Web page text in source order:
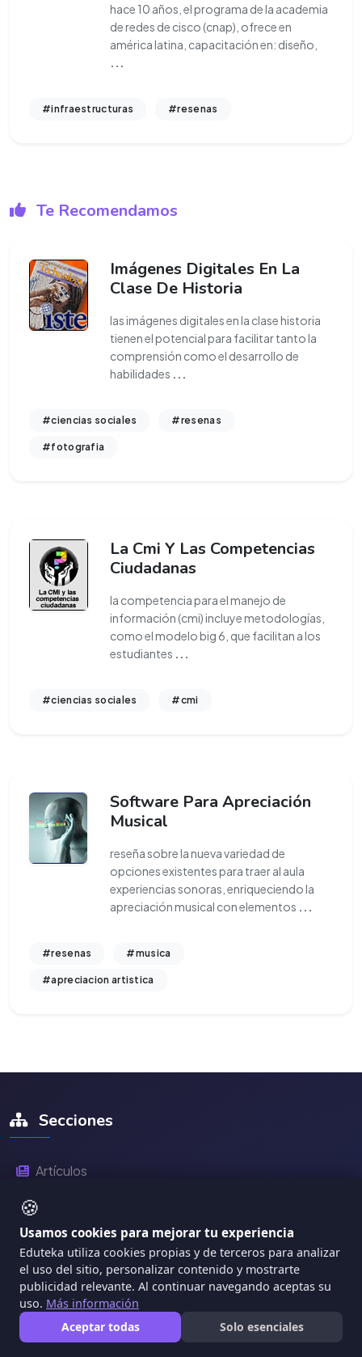
hace 10 años, el programa de la academia
de redes de cisco (cnap), ofrece en
américa latina, capacitación en: diseño,
...
#infraestructuras #resenas
Te Recomendamos
Imágenes Digitales En La
Clase De Historia
las imágenes digitales en la clase historia
tienen el potencial para facilitar tanto la
comprensión como el desarrollo de
habilidades ...
#ciencias sociales #resenas
#fotografia
La Cmi Y Las Competencias
Ciudadanas
la competencia para el manejo de
información (cmi) incluye metodologías,
como el modelo big 6, que facilitan a los
estudiantes ...
#ciencias sociales #cmi
Software Para Apreciación
Musical
reseña sobre la nueva variedad de
opciones existentes para traer al aula
experiencias sonoras, enriqueciendo la
apreciación musical con elementos ...
#resenas #musica
#apreciacion artistica
🍪
Usamos cookies para mejorar tu experiencia
Eduteka utiliza cookies propias y de terceros para analizar
el uso del sitio, personalizar contenido y mostrarte
publicidad relevante. Al continuar navegando aceptas su
uso. Más información
Aceptar todas
Solo esenciales
Secciones
Artículos
Módulos
Proyectos
Herramientas TIC
Matemática Interactiva
SEE - Sistema Experto